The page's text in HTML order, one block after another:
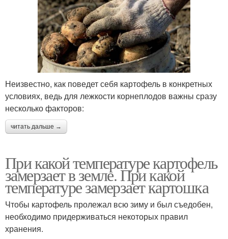
Неизвестно, как поведет себя картофель в конкретных
условиях, ведь для лежкости корнеплодов важны сразу
несколько факторов:
читать дальше →
При какой температуре картофель
замерзает в земле. При какой
температуре замерзает картошка
Чтобы картофель пролежал всю зиму и был съедобен,
необходимо придерживаться некоторых правил
хранения.